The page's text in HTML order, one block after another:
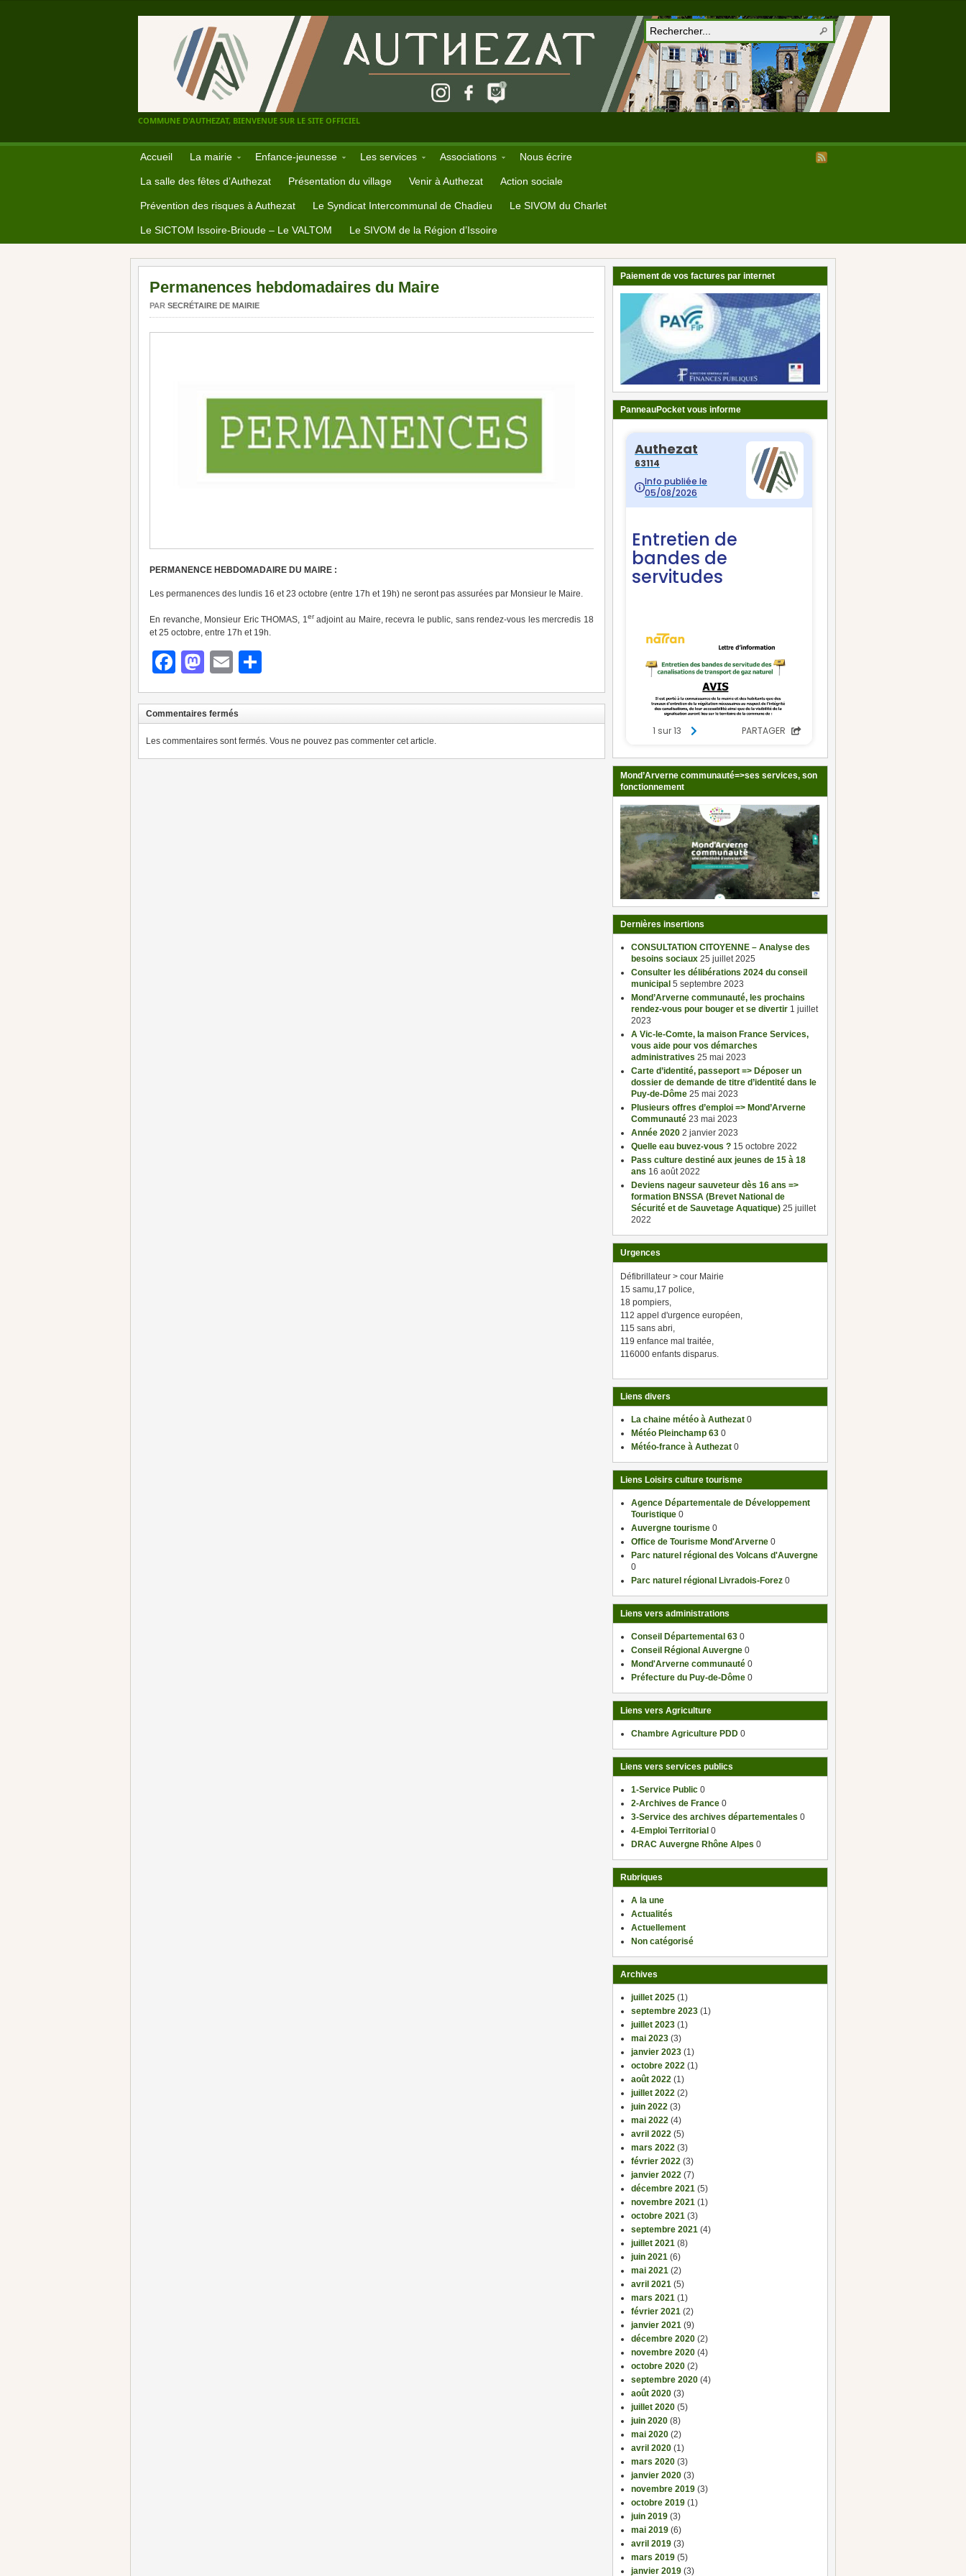
COMMUNE D'AUTHEZAT, BIENVENUE SUR LE SITE OFFICIEL
Accueil La mairie Enfance-jeunesse Les services Associations Nous écrire
La salle des fêtes d’Authezat Présentation du village Venir à Authezat Action sociale
Prévention des risques à Authezat Le Syndicat Intercommunal de Chadieu Le SIVOM du Charlet
Le SICTOM Issoire-Brioude – Le VALTOM Le SIVOM de la Région d’Issoire
Permanences hebdomadaires du Maire
PAR SECRÉTAIRE DE MAIRIE
PERMANENCE HEBDOMADAIRE DU MAIRE :
Les permanences des lundis 16 et 23 octobre (entre 17h et 19h) ne seront pas assurées par Monsieur le Maire.
En revanche, Monsieur Eric THOMAS, 1er adjoint au Maire, recevra le public, sans rendez-vous les mercredis 18
et 25 octobre, entre 17h et 19h.
Facebook
Mastodon
Email
Commentaires fermés
Les commentaires sont fermés. Vous ne pouvez pas commenter cet article.
Paiement de vos factures par internet
PanneauPocket vous informe
Mond’Arverne communauté=>ses services, son
fonctionnement
Dernières insertions
CONSULTATION CITOYENNE – Analyse des
besoins sociaux 25 juillet 2025
Consulter les délibérations 2024 du conseil
municipal 5 septembre 2023
Mond’Arverne communauté, les prochains
rendez-vous pour bouger et se divertir 1 juillet
2023
A Vic-le-Comte, la maison France Services,
vous aide pour vos démarches
administratives 25 mai 2023
Carte d’identité, passeport => Déposer un
dossier de demande de titre d’identité dans le
Puy-de-Dôme 25 mai 2023
Plusieurs offres d’emploi => Mond’Arverne
Communauté 23 mai 2023
Année 2020 2 janvier 2023
Quelle eau buvez-vous ? 15 octobre 2022
Pass culture destiné aux jeunes de 15 à 18
ans 16 août 2022
Deviens nageur sauveteur dès 16 ans =>
formation BNSSA (Brevet National de
Sécurité et de Sauvetage Aquatique) 25 juillet
2022
Urgences
Défibrillateur > cour Mairie
15 samu,17 police,
18 pompiers,
112 appel d'urgence européen,
115 sans abri,
119 enfance mal traitée,
116000 enfants disparus.
Liens divers
La chaine météo à Authezat 0
Météo Pleinchamp 63 0
Météo-france à Authezat 0
Liens Loisirs culture tourisme
Agence Départementale de Développement
Touristique 0
Auvergne tourisme 0
Office de Tourisme Mond'Arverne 0
Parc naturel régional des Volcans d'Auvergne
0
Parc naturel régional Livradois-Forez 0
Liens vers administrations
Conseil Départemental 63 0
Conseil Régional Auvergne 0
Mond'Arverne communauté 0
Préfecture du Puy-de-Dôme 0
Liens vers Agriculture
Chambre Agriculture PDD 0
Liens vers services publics
1-Service Public 0
2-Archives de France 0
3-Service des archives départementales 0
4-Emploi Territorial 0
DRAC Auvergne Rhône Alpes 0
Rubriques
A la une
Actualités
Actuellement
Non catégorisé
Archives
juillet 2025 (1)
septembre 2023 (1)
juillet 2023 (1)
mai 2023 (3)
janvier 2023 (1)
octobre 2022 (1)
août 2022 (1)
juillet 2022 (2)
juin 2022 (3)
mai 2022 (4)
avril 2022 (5)
mars 2022 (3)
février 2022 (3)
janvier 2022 (7)
décembre 2021 (5)
novembre 2021 (1)
octobre 2021 (3)
septembre 2021 (4)
juillet 2021 (8)
juin 2021 (6)
mai 2021 (2)
avril 2021 (5)
mars 2021 (1)
février 2021 (2)
janvier 2021 (9)
décembre 2020 (2)
novembre 2020 (4)
octobre 2020 (2)
septembre 2020 (4)
août 2020 (3)
juillet 2020 (5)
juin 2020 (8)
mai 2020 (2)
avril 2020 (1)
mars 2020 (3)
janvier 2020 (3)
novembre 2019 (3)
octobre 2019 (1)
juin 2019 (3)
mai 2019 (6)
avril 2019 (3)
mars 2019 (5)
janvier 2019 (3)